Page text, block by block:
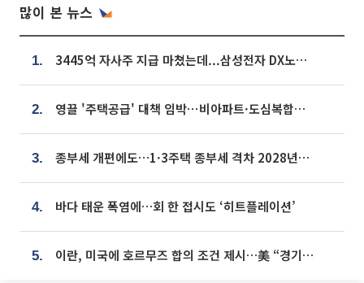
많이 본 뉴스
1. 3445억 자사주 지급 마쳤는데...삼성전자 DX노조, 뒤늦은 '떼쓰기 집회'
2. 영끌 '주택공급' 대책 임박⋯비아파트·도심복합까지 총동원
3. 종부세 개편에도…1·3주택 종부세 격차 2028년부터 확대
4. 바다 태운 폭염에…회 한 접시도 ‘히트플레이션’
5. 이란, 미국에 호르무즈 합의 조건 제시…美 “경기 아직 안 끝나” [종합]